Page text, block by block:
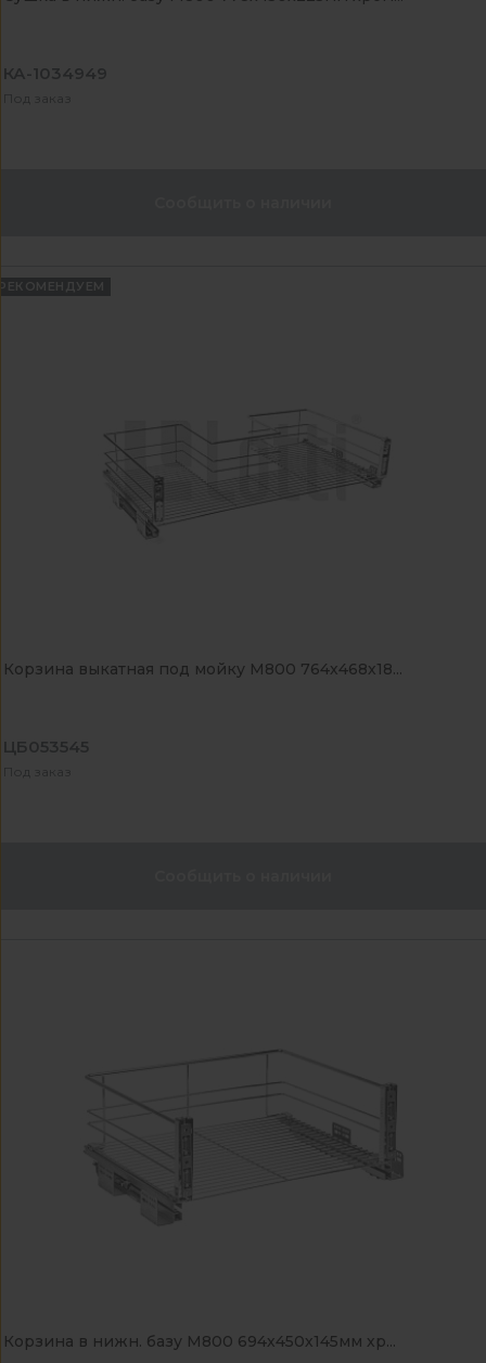
КА-1034949
Под заказ
Корзина выкатная под мойку M800 764х468х18...
ЦБ053545
Под заказ
Корзина в нижн. базу M800 694х450х145мм хр...